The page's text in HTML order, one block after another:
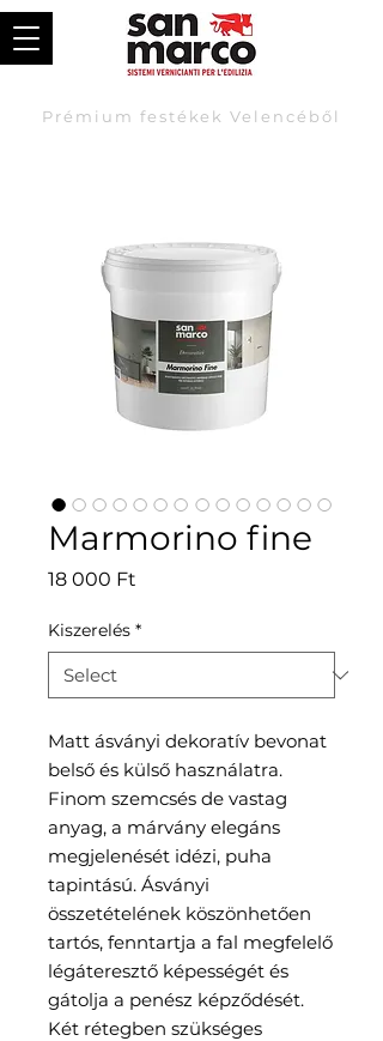
Prémium festékek Velencéből
Marmorino fine
18 000 Ft
Kiszerelés *
Matt ásványi dekoratív bevonat
belső és külső használatra.
Finom szemcsés de vastag
anyag, a márvány elegáns
megjelenését idézi, puha
tapintású. Ásványi
összetételének köszönhetően
tartós, fenntartja a fal megfelelő
légáteresztő képességét és
gátolja a penész képződését.
Két rétegben szükséges